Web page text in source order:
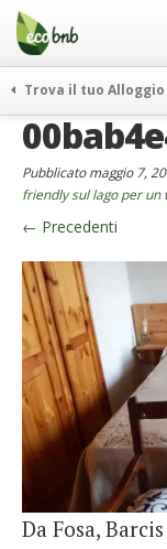
Menu
Salta
contenuto
Offerte Speciali
Regali
FAQ
Chi Siamo
Partner
Contatti
Italiano
German
English
Spanish
French
Trova il tuo
weekend green
curiosità
vivere e viaggiare
news ed eventi
ecohotel
rassegna stampa
Pubblicatomaggio 7,
friendly sul lago per
← Precedenti
Da Fosa, Barcis